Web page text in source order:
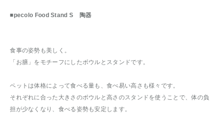
■pecolo Food Stand S 陶器
食事の姿勢も美しく。
「お膳」をモチーフにしたボウルとスタンドです。
ペットは体格によって食べる量も、食べ易い高さも様々です。
それぞれに合った大きさのボウルと高さのスタンドを使うことで、体の負
担が少なくなり、食べる姿勢も安定します。